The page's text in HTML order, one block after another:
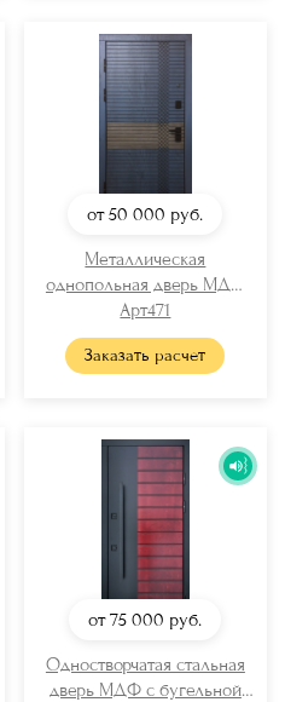
от 50 000 руб.
Металлическая
однопольная дверь МДФ
RAL
Арт471
Заказать расчет
от 75 000 руб.
Одностворчатая стальная
дверь МДФ с бугельной